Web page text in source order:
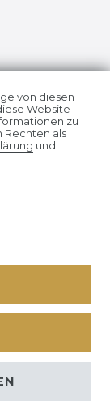
Preise
von diesen
Website
zu
Rechten als
und